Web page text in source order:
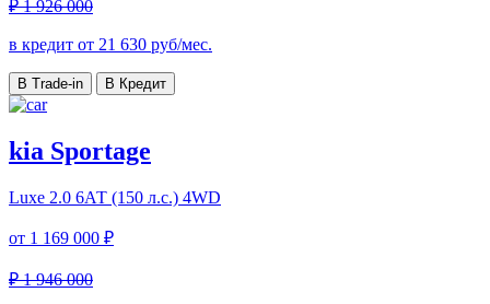
₽ 1 926 000
в кредит от 21 630 руб/мес.
В Trade-in В Кредит
kia Sportage
Luxe 2.0 6АТ (150 л.с.) 4WD
от 1 169 000 ₽
₽ 1 946 000